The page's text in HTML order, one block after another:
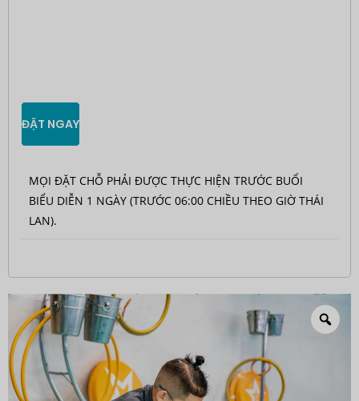
ĐẶT NGAY
MỌI ĐẶT CHỖ PHẢI ĐƯỢC THỰC HIỆN TRƯỚC BUỔI
BIỂU DIỄN 1 NGÀY (TRƯỚC 06:00 CHIỀU THEO GIỜ THÁI
LAN).